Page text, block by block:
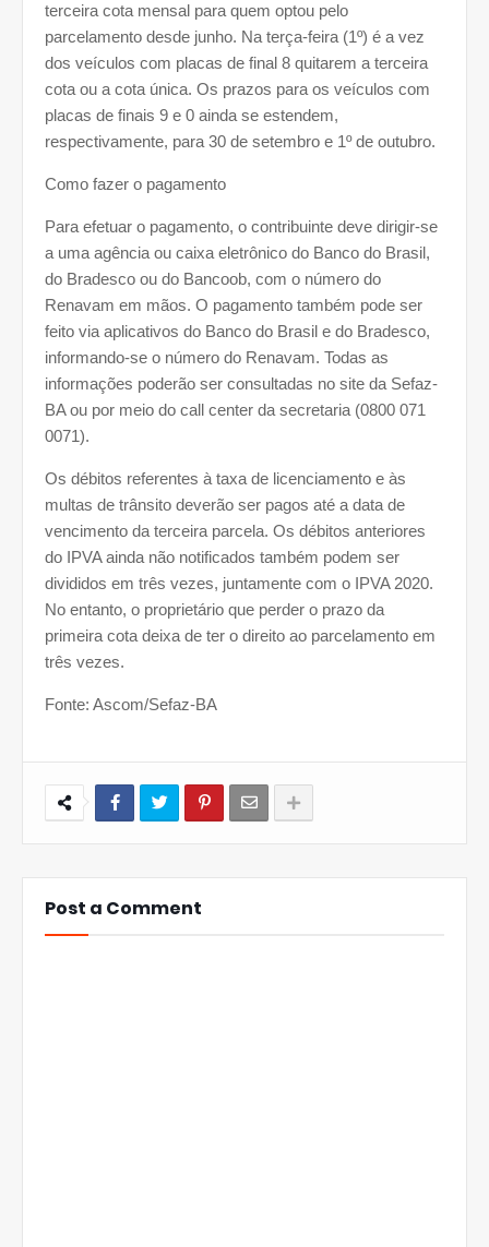
terceira cota mensal para quem optou pelo
parcelamento desde junho. Na terça-feira (1º) é a vez
dos veículos com placas de final 8 quitarem a terceira
cota ou a cota única. Os prazos para os veículos com
placas de finais 9 e 0 ainda se estendem,
respectivamente, para 30 de setembro e 1º de outubro.
Como fazer o pagamento
Para efetuar o pagamento, o contribuinte deve dirigir-se
a uma agência ou caixa eletrônico do Banco do Brasil,
do Bradesco ou do Bancoob, com o número do
Renavam em mãos. O pagamento também pode ser
feito via aplicativos do Banco do Brasil e do Bradesco,
informando-se o número do Renavam. Todas as
informações poderão ser consultadas no site da Sefaz-
BA ou por meio do call center da secretaria (0800 071
0071).
Os débitos referentes à taxa de licenciamento e às
multas de trânsito deverão ser pagos até a data de
vencimento da terceira parcela. Os débitos anteriores
do IPVA ainda não notificados também podem ser
divididos em três vezes, juntamente com o IPVA 2020.
No entanto, o proprietário que perder o prazo da
primeira cota deixa de ter o direito ao parcelamento em
três vezes.
Fonte: Ascom/Sefaz-BA
Post a Comment